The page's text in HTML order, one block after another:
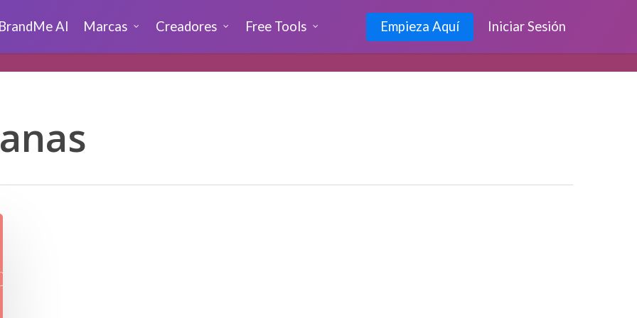
BrandMe AI Marcas Creadores Free Tools Empieza Aquí Iniciar Sesión